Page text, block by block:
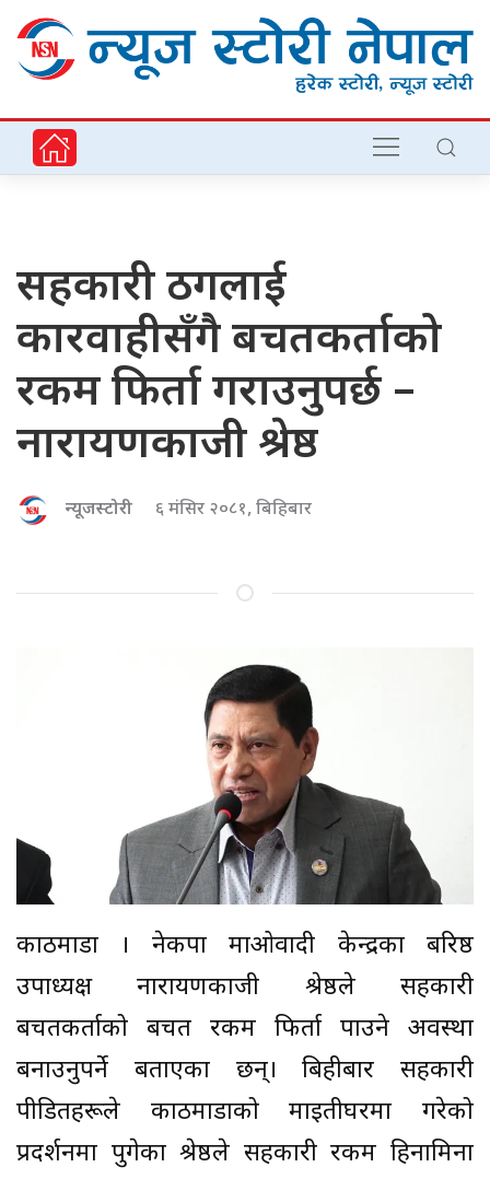
सहकारी ठगलाई
कारवाहीसँगै बचतकर्ताको
रकम फिर्ता गराउनुपर्छ –
नारायणकाजी श्रेष्ठ
न्यूजस्टोरी ६ मंसिर २०८१, बिहिबार
काठमाडौं । नेकपा माओवादी केन्द्रका बरिष्ठ
उपाध्यक्ष नारायणकाजी श्रेष्ठले सहकारी
बचतकर्ताको बचत रकम फिर्ता पाउने अवस्था
बनाउनुपर्ने बताएका छन्। बिहीबार सहकारी
पीडितहरूले काठमाडौंको माइतीघरमा गरेको
प्रदर्शनमा पुगेका श्रेष्ठले सहकारी रकम हिनामिना